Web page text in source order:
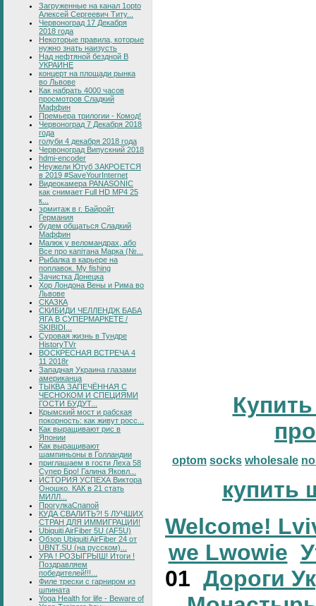
Загруженные на канал 1opto
Алексей Сергеевич Титу...
Червоноград 17 Декабря
2018 года
Некоторые правила, которые
нужно знать наизусть
Над нефтяной бездной В
УКРАИНЕ
концерт на площади рынка
во Львове
Как набрать 4000 часов
просмотров Сладкий
Маффин
Премьера трилогии - Комод!
Червоноград 7 Декабря 2018
года
голуби 4 декабря 2018 года
Червоноград Випускний 2018
hdmi-encoder
Неужели Ютуб ЗАКРОЕТСЯ
в 2019 #SaveYourInternet
Видеокамера PANASONIC
как снимает Full HD MP4 25
к...
эрмитаж в г. Байройт
Германия
будем общаться Сладкий
Маффин
Малюк у веломандрах, або
Все про капітана Марка (№...
Рыбалка в карьере на
поплавок. My fishing
Зачистка Донецка
Хор Лондона Вены и Рима во
Львове
СКАЗКА
СКИБИДИ ЧЕЛЛЕНДЖ БАБА
ЯГА В СУПЕРМАРКЕТЕ /
SKIBIDI...
Суровая жизнь в Тундре
HistoryTVr
ВОСКРЕСНАЯ ВСТРЕЧА 4
11 2018г
Западная Украина глазами
американца
ТЫКВА ЗАПЕЧЁННАЯ С
ЧЕСНОКОМ И СПЕЦИЯМИ
ГОСТИ БУДУТ...
Крымский мост и рабская
покорность: как живут росс...
Как выращивают рис в
Японии
Как выращивают
шампиньоны в Голландии
приглашаем в гости Леха 58
Супер Бро! Галина Яковл...
ИСТОРИЯ УСПЕХА Виктора
Оношко. КАК в 21 стать
МИЛЛ...
ПрогулкаСпапой
КУДА СВАЛИТЬ?! 5 ЛУЧШИХ
СТРАН ДЛЯ ИММИГРАЦИИ!
Ubiquiti AirFiber 5U (AF5U)
Обзор Ubiquiti AirFiber 24 от
UBNT.SU (на русском)...
УРА ! РОЗЫГРЫШ! Итоги !
Поздравляем
победителей!!!...
Филе трески с гарниром из
шпината
Yoga Health for life - Beware of
optom socks wholesale
купить
Welcome!
we Lwowie
01 Дороги